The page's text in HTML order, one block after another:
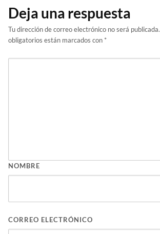
Deja una respuesta
Tu dirección de correo electrónico no será publicada.
obligatorios están marcados con *
NOMBRE
CORREO ELECTRÓNICO